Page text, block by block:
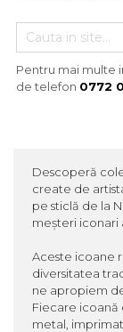
Pentru mai multe
de telefon 0772
Descoperă
create de
pe sticlă de la
meșteri iconari
Aceste icoane
diversitatea
ne apropiem
Fiecare icoană
metal,